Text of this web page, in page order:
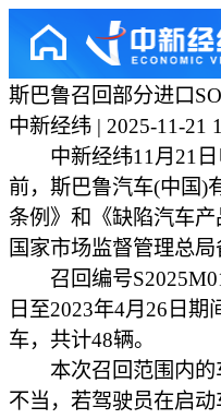
斯巴鲁召回部分进口
中新经纬 | 2025-11-21
中新经纬11月21日
前，斯巴鲁汽车(中国)
条例》和《缺陷汽车
国家市场监督管理总局
召回编号
日至2023年4月26日
车，共计48辆。
本次召回范围内的
不当，若驾驶员在启